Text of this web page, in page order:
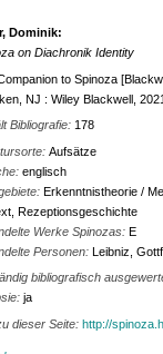
Dominik:
on Diachronik Identity
to Spinoza
NJ : Wiley Blackwell,
Bibliografie: 178
Aufsätze
englisch
Erkenntnistheorie /
Rezeptionsgeschichte
Werke Spinozas:E
Personen:Leibniz,
bibliografisch
ja
dieser Seite:http://